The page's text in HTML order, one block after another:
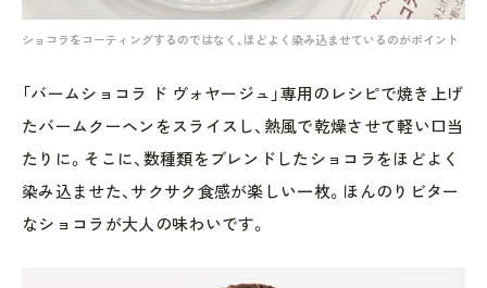
ショコラをコーティングするのではなく、ほどよく染み込ませているのがポイント
「バームショコラ ド ヴォヤージュ」専用のレシピで焼き上げ
たバームクーヘンをスライスし、熱風で乾燥させて軽い口当
たりに。そこに、数種類をブレンドしたショコラをほどよく
染み込ませた、サクサク食感が楽しい一枚。ほんのりビター
なショコラが大人の味わいです。